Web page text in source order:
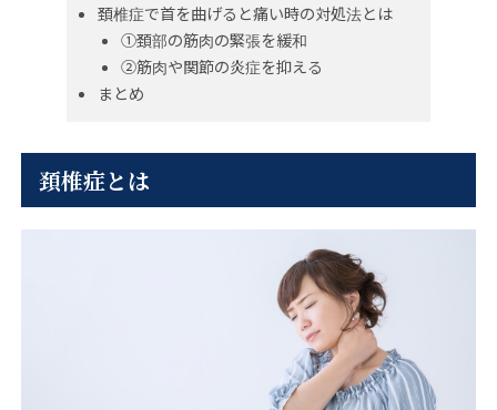
頚椎症で首を曲げると痛い時の対処法とは
①頚部の筋肉の緊張を緩和
②筋肉や関節の炎症を抑える
まとめ
頚椎症とは